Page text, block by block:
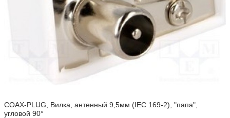
COAX-PLUG, Вилка, антенный 9,5мм (IEC 169-2), "папа",
угловой 90°